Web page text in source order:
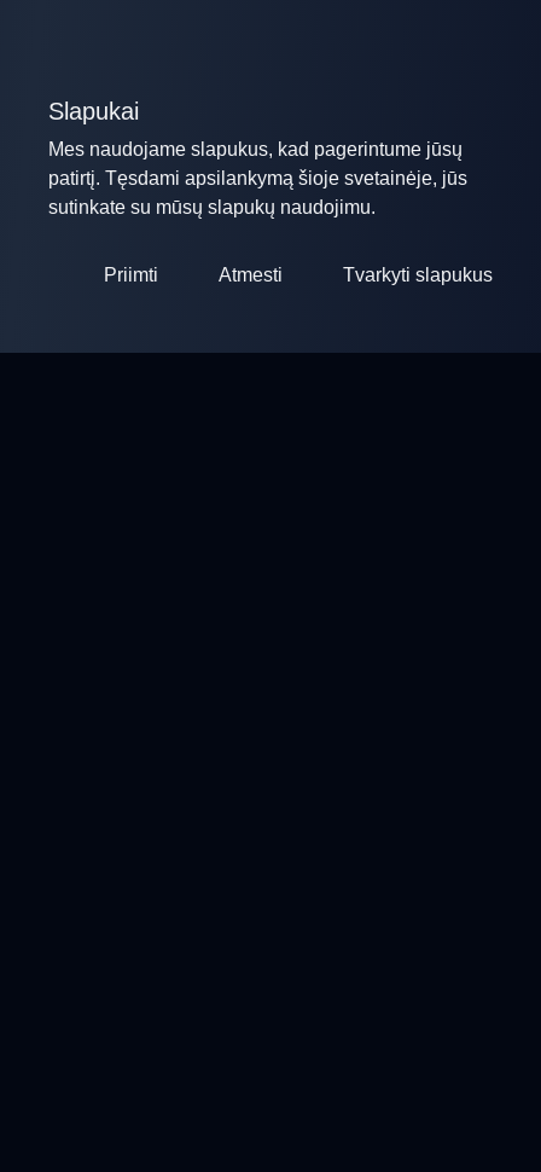
Slapukai
Mes naudojame slapukus, kad pagerintume jūsų
patirtį. Tęsdami apsilankymą šioje svetainėje, jūs
sutinkate su mūsų slapukų naudojimu.
Priimti Atmesti Tvarkyti slapukus